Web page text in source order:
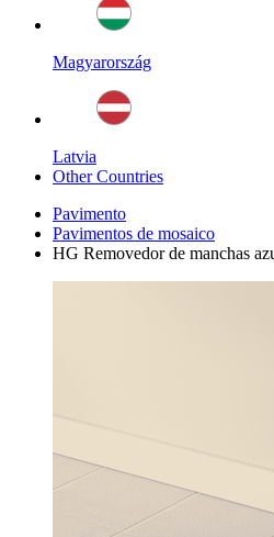
Magyarország
Latvia
Other Countries
Pavimento
Pavimentos de mosaico
HG Removedor de manchas